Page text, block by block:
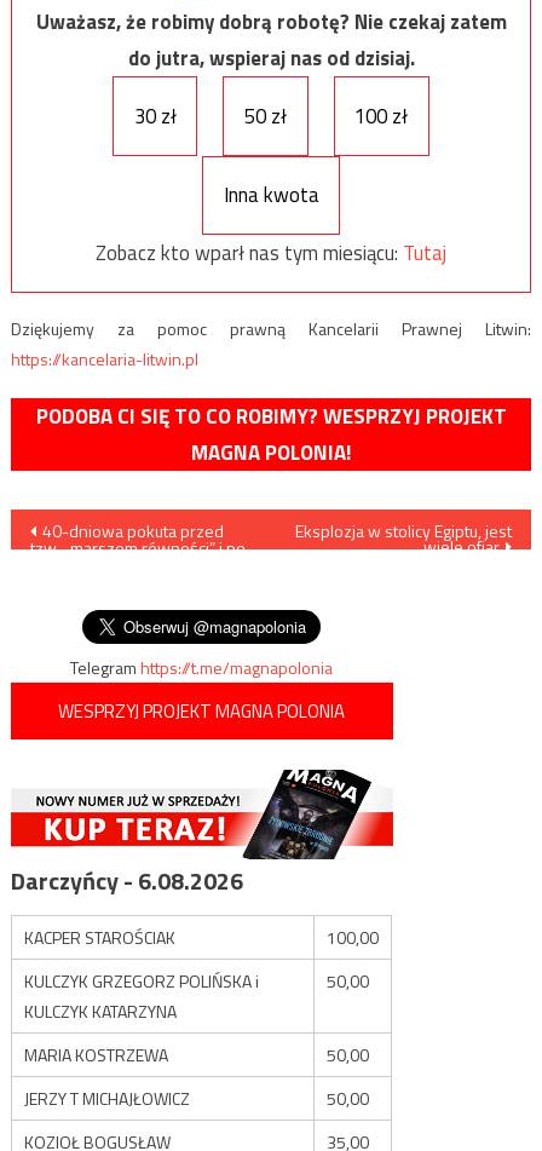
Uważasz, że robimy dobrą robotę? Nie czekaj zatem
do jutra, wspieraj nas od dzisiaj.
30 zł
50 zł 100 zł
Inna kwota
Zobacz kto wparł nas tym miesiącu: Tutaj
Dziękujemy za pomoc prawną Kancelarii Prawnej Litwin:
https://kancelaria-litwin.pl
PODOBA CI SIĘ TO CO ROBIMY? WESPRZYJ PROJEKT
MAGNA POLONIA!
Nawigacja
40-dniowa pokuta przed
tzw. „marszem równości” i po
Eksplozja w stolicy Egiptu, jest
wiele ofiar
Telegramhttps://t.me/magnapolonia
WESPRZYJ PROJEKT MAGNA POLONIA
Darczyńcy - 6.08.2026
KACPER STAROŚCIAK
100,00
KULCZYK GRZEGORZ POLIŃSKA i
KULCZYK KATARZYNA
50,00
MARIA KOSTRZEWA
50,00
JERZY T MICHAJŁOWICZ
50,00
KOZIOŁ BOGUSŁAW
35,00